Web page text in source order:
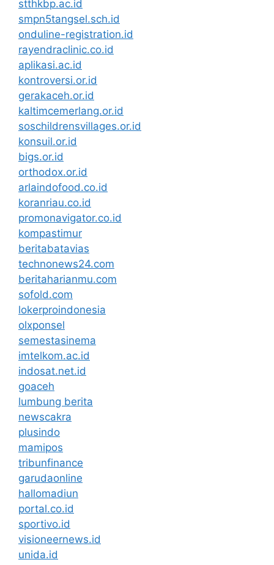
stthkbp.ac.id
smpn5tangsel.sch.id
onduline-registration.id
rayendraclinic.co.id
aplikasi.ac.id
kontroversi.or.id
gerakaceh.or.id
kaltimcemerlang.or.id
soschildrensvillages.or.id
konsuil.or.id
bigs.or.id
orthodox.or.id
arlaindofood.co.id
koranriau.co.id
promonavigator.co.id
kompastimur
beritabatavias
technonews24.com
beritaharianmu.com
sofold.com
lokerproindonesia
olxponsel
semestasinema
imtelkom.ac.id
indosat.net.id
goaceh
lumbung berita
newscakra
plusindo
mamipos
tribunfinance
garudaonline
hallomadiun
portal.co.id
sportivo.id
visioneernews.id
unida.id